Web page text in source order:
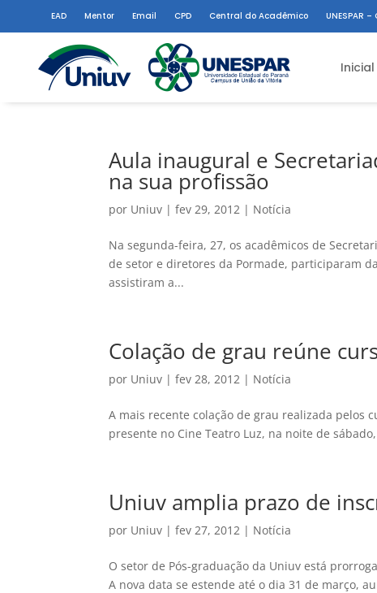
EAD Mentor Email CPD Central do Acadêmico UNESPAR
Inicial
Aula inaugural e
na sua profissão
por Uniuv |fev 29, 2012 | Notícia
Na segunda-feira, 27, os acadêmicos de
de setor e diretores da Pormade, participaram
assistiram a...
Colação de grau reúne
por Uniuv |fev 28, 2012 | Notícia
A mais recente colação de grau realizada pelos
presente no Cine Teatro Luz, na noite de
Uniuv amplia prazo de
por Uniuv |fev 27, 2012 | Notícia
O setor de Pós-graduação da Uniuv está
A nova data se estende até o dia 31 de março,